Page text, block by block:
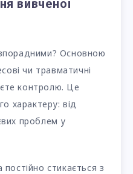
вивченої
Основною
чи травматичні
контролю. Це
характеру: від
проблем у
стикається з